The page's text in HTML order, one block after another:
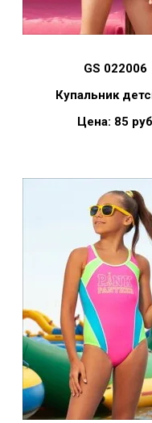
GS 022006
Купальник
Цена: 85 руб